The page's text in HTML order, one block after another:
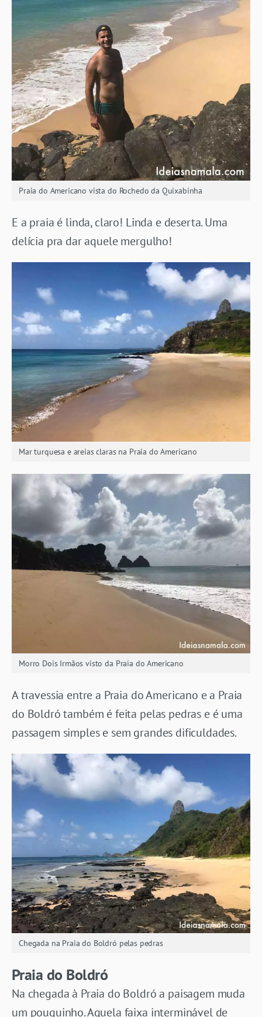
Praia do Americano vista do Rochedo da Quixabinha
E a praia é linda, claro! Linda e deserta. Uma
delícia pra dar aquele mergulho!
Mar turquesa e areias claras na Praia do Americano
Morro Dois Irmãos visto da Praia do Americano
A travessia entre a Praia do Americano e a Praia
do Boldró também é feita pelas pedras e é uma
passagem simples e sem grandes dificuldades.
Chegada na Praia do Boldró pelas pedras
Praia do Boldró
Na chegada à Praia do Boldró a paisagem muda
um pouquinho. Aquela faixa interminável de